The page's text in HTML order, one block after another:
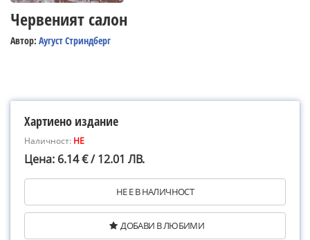
Червеният салон
Автор: Аугуст Стриндберг
Хартиено издание
Наличност: НЕ
Цена: 6.14 € / 12.01 ЛВ.
НЕ Е В НАЛИЧНОСТ
ДОБАВИ В ЛЮБИМИ